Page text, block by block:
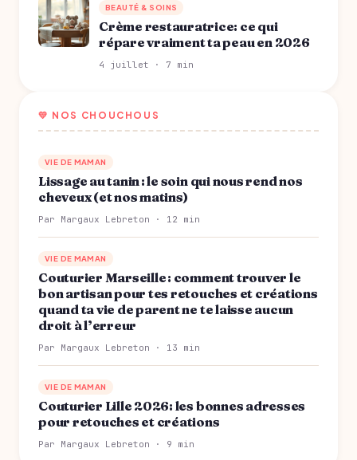
BEAUTÉ & SOINS
Crème restauratrice: ce qui
répare vraiment ta peau en 2026
4 juillet · 7 min
💛 NOS CHOUCHOUS
VIE DE MAMAN
Lissage au tanin : le soin qui nous rend nos
cheveux (et nos matins)
Par Margaux Lebreton · 12 min
VIE DE MAMAN
Couturier Marseille : comment trouver le
bon artisan pour tes retouches et créations
quand ta vie de parent ne te laisse aucun
droit à l’erreur
Par Margaux Lebreton · 13 min
VIE DE MAMAN
Couturier Lille 2026: les bonnes adresses
pour retouches et créations
Par Margaux Lebreton · 9 min